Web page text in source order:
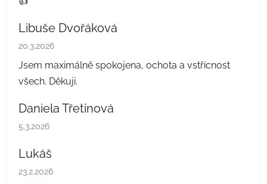
Libuše Dvořáková
Hodnocení obchodu je 5 z 5 hvězdiček.
20.3.2026
Jsem maximálně spokojena, ochota a vstřícnost
všech. Děkuji.
Daniela Třetinová
Hodnocení obchodu je 5 z 5 hvězdiček.
5.3.2026
Lukáš
Hodnocení obchodu je 5 z 5 hvězdiček.
23.2.2026